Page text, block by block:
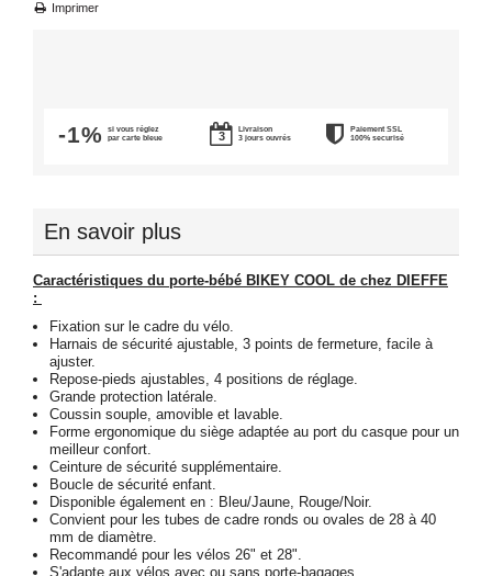
Imprimer
-1%
si vous réglez
par carte bleue
Livraison
3 jours ouvrés
Paiement SSL
100% securisé
En savoir plus
Caractéristiques du porte-bébé BIKEY COOL de chez DIEFFE
:
Fixation sur le cadre du vélo.
Harnais de sécurité ajustable, 3 points de fermeture, facile à
ajuster.
Repose-pieds ajustables, 4 positions de réglage.
Grande protection latérale.
Coussin souple, amovible et lavable.
Forme ergonomique du siège adaptée au port du casque pour un
meilleur confort.
Ceinture de sécurité supplémentaire.
Boucle de sécurité enfant.
Disponible également en : Bleu/Jaune, Rouge/Noir.
Convient pour les tubes de cadre ronds ou ovales de 28 à 40
mm de diamètre.
Recommandé pour les vélos 26" et 28".
S'adapte aux vélos avec ou sans porte-bagages.